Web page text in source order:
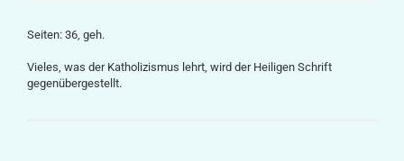
Seiten: 36, geh.
Vieles, was der Katholizismus lehrt, wird der Heiligen Schrift
gegenübergestellt.